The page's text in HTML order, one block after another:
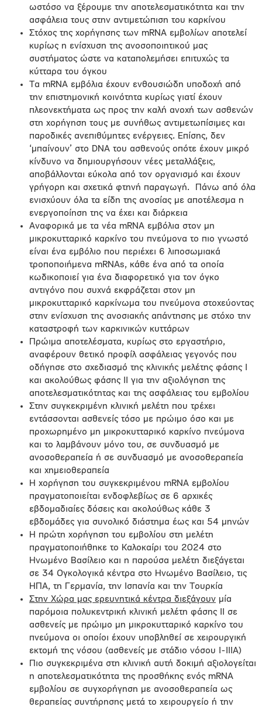
ωστόσο να ξέρουμε την αποτελεσματικότητα και την
ασφάλεια τους στην αντιμετώπιση του καρκίνου
Στόχος της χορήγησης των mRNA εμβολίων αποτελεί
κυρίως η ενίσχυση της ανοσοποιητικού μας
συστήματος ώστε να καταπολεμήσει επιτυχώς τα
κύτταρα του όγκου
Τα mRNA εμβόλια έχουν ενθουσιώδη υποδοχή από
την επιστημονική κοινότητα κυρίως γιατί έχουν
πλεονεκτήματα ως προς την καλή ανοχή των ασθενών
στη χορήγηση τους με συνήθως αντιμετωπίσιμες και
παροδικές ανεπιθύμητες ενέργειες. Επίσης, δεν
‘μπαίνουν’ στο DNA του ασθενούς οπότε έχουν μικρό
κίνδυνο να δημιουργήσουν νέες μεταλλάξεις,
αποβάλλονται εύκολα από τον οργανισμό και έχουν
γρήγορη και σχετικά φτηνή παραγωγή. Πάνω από όλα
ενισχύουν όλα τα είδη της ανοσίας με αποτέλεσμα η
ενεργοποίηση της να έχει και διάρκεια
Αναφορικά με τα νέα mRNA εμβόλια στον μη
μικροκυτταρικό καρκίνο του πνεύμονα το πιο γνωστό
είναι ένα εμβόλιο που περιέχει 6 λιποσωμιακά
τροποποιήμενα mRNAs, κάθε ένα από τα οποία
κωδικοποιεί για ένα διαφορετικό για τον όγκο
αντιγόνο που συχνά εκφράζεται στον μη
μικροκυτταρικό καρκίνωμα του πνεύμονα στοχεύοντας
στην ενίσχυση της ανοσιακής απάντησης με στόχο την
καταστροφή των καρκινικών κυττάρων
Πρώιμα αποτελέσματα, κυρίως στο εργαστήριο,
αναφέρουν θετικό προφίλ ασφάλειας γεγονός που
οδήγησε στο σχεδιασμό της κλινικής μελέτης φάσης Ι
και ακολούθως φάσης ΙΙ για την αξιολόγηση της
αποτελεσματικότητας και της ασφάλειας του εμβολίου
Στην συγκεκριμένη κλινική μελέτη που τρέχει
εντάσσονται ασθενείς τόσο με πρώιμο όσο και με
προχωρημένο μη μικροκυτταρικό καρκίνο πνεύμονα
και το λαμβάνουν μόνο του, σε συνδυασμό με
ανοσοθεραπεία ή σε συνδυασμό με ανοσοθεραπεία
και χημειοθεραπεία
Η χορήγηση του συγκεκριμένου mRNA εμβολίου
πραγματοποιείται ενδοφλεβίως σε 6 αρχικές
εβδομαδιαίες δόσεις και ακολούθως κάθε 3
εβδομάδες για συνολικό διάστημα έως και 54 μηνών
Η πρώτη χορήγηση του εμβολίου στη μελέτη
πραγματοποιήθηκε το Καλοκαίρι του 2024 στο
Ηνωμένο Βασίλειο και η παρούσα μελέτη διεξάγεται
σε 34 Ογκολογικά κέντρα στο Ηνωμένο Βασίλειο, τις
ΗΠΑ, τη Γερμανία, την Ισπανία και την Τουρκία
Στην Χώρα μας ερευνητικά κέντρα διεξάγουν μία
παρόμοια πολυκεντρική κλινική μελέτη φάσης ΙΙ σε
ασθενείς με πρώιμο μη μικροκυτταρικό καρκίνο του
πνεύμονα οι οποίοι έχουν υποβληθεί σε χειρουργική
εκτομή της νόσου (ασθενείς με στάδιο νόσου Ι-ΙΙΙΑ)
Πιο συγκεκριμένα στη κλινική αυτή δοκιμή αξιολογείται
η αποτελεσματικότητα της προσθήκης ενός mRNA
εμβολίου σε συγχορήγηση με ανοσοθεραπεία ως
θεραπείας συντήρησης μετά το χειρουργείο ή την